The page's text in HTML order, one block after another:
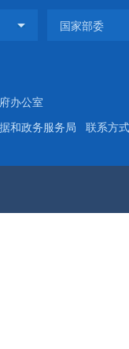
府办公室
和政务服务局 联系方